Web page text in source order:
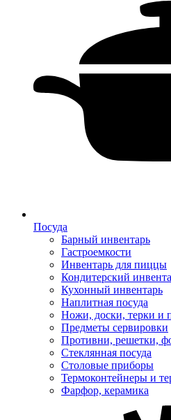
Посуда
Барный инвентарь
Гастроемкости
Инвентарь для пиццы
Кондитерский
Кухонный инвентарь
Наплитная посуда
Ножи, доски, терки и
Предметы сервировки
Противни, решетки,
Стеклянная посуда
Столовые приборы
Термоконтейнеры и
Фарфор, керамика